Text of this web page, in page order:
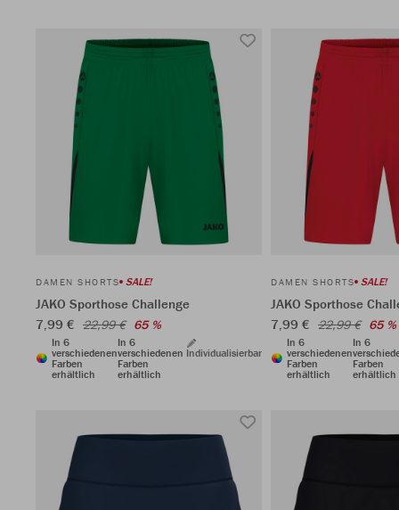
DAMEN SHORTS SALE!
JAKO Sporthose Challenge
7,99 € 22,99 € 65 %
In 6
verschiedenen
Farben
erhältlich
In 6
verschiedenen
Farben
erhältlich
Individualisierbar
DAMEN SHORTS SALE!
JAKO Sporthose
7,99 € 22,99 € 65 %
In 6
verschiedenen
Farben
erhältlich
In 6
Farben
erhältlich